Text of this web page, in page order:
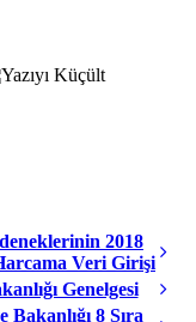
2018
Veri Girişi
Genelgesi
8 Sıra